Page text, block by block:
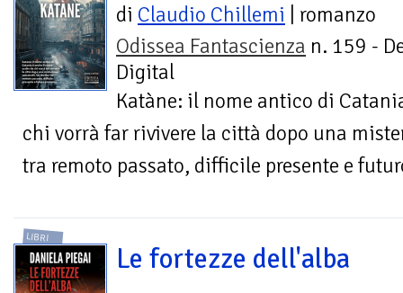
di Claudio Chillemi | romanzo
Odissea Fantascienza n. 159 -
Digital
Katàne: il nome antico di
chi vorrà far rivivere la città dopo una
tra remoto passato, difficile presente e
LIBRI
Le fortezze dell'alba